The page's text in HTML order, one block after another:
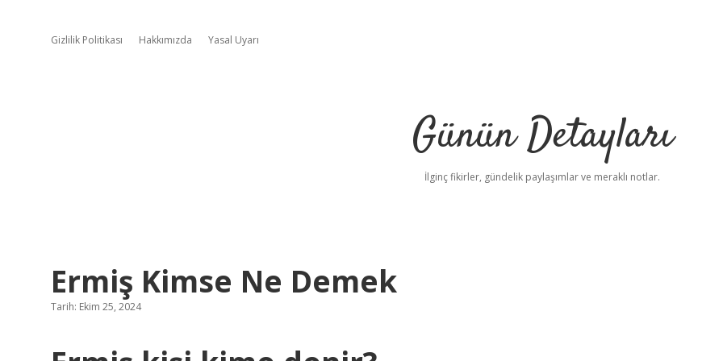
Gizlilik Politikası Hakkımızda Yasal Uyarı
Günün Detayları
İlginç fikirler, gündelik paylaşımlar ve meraklı notlar.
Ermiş Kimse Ne Demek
Tarih: Ekim 25, 2024